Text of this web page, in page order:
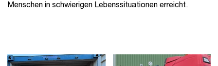
Menschen in schwierigen Lebenssituationen erreicht.